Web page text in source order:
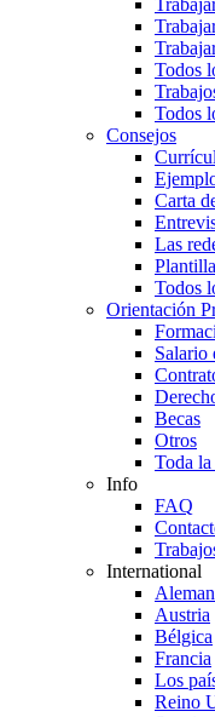
Todos
Todos
Consejos
Carta
Las
Todos
Orientación
Salario
Becas
Otros
Toda
Info
FAQ
International
Austria
Bélgica
Francia
Los
Reino